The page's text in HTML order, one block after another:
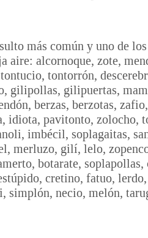
más común y uno de
aire: alcornoque, zote,
tontorrón,
gilipollas, gilipuertas,
berzas, berzotas,
idiota, pavitonto, zolocho,
imbécil, soplagaitas,
merluzo, gilí, lelo,
botarate,
cretino, fatuo,
simplón, necio, melón,